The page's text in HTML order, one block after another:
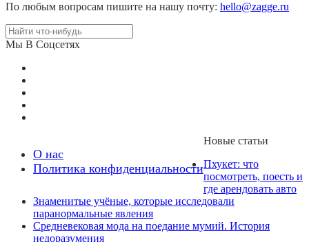
По любым вопросам пишите на нашу почту: hello@zagge.ru
Мы В Соцсетях
О нас
Политика конфиденциальности
Новые статьи
Пхукет: что
посмотреть, поесть и
где арендовать авто
Знаменитые учёные, которые исследовали
паранормальные явления
Средневековая мода на поедание мумий. История
недоразумения